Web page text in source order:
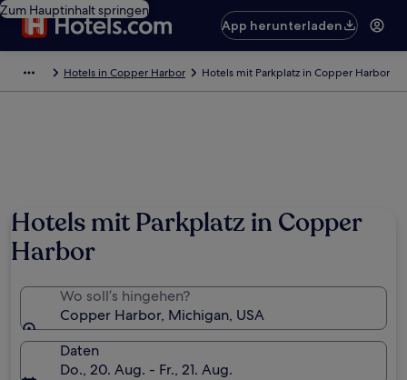
Zum Hauptinhalt springen
App herunterladen
Hotels in Copper Harbor Hotels mit Parkplatz in Copper Harbor
Hotels mit Parkplatz in Copper
Harbor
Wo soll’s hingehen?
Copper Harbor, Michigan, USA
Daten
Do., 20. Aug. - Fr., 21. Aug.